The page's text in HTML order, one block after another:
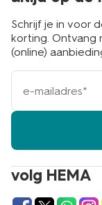
volg HEMA
Schrijf je in voor
korting. Ontvang
(online)
e-
mailadres